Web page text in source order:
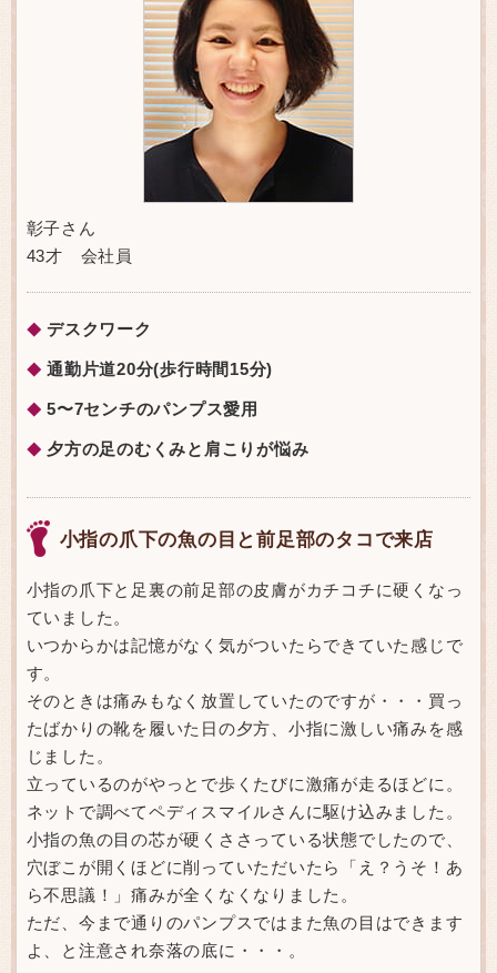
彰子さん
43才 会社員
◆ デスクワーク
◆ 通勤片道20分(歩行時間15分)
◆ 5〜7センチのパンプス愛用
◆ 夕方の足のむくみと肩こりが悩み
小指の爪下の魚の目と前足部のタコで来店
小指の爪下と足裏の前足部の皮膚がカチコチに硬くなっ
ていました。
いつからかは記憶がなく気がついたらできていた感じで
す。
そのときは痛みもなく放置していたのですが・・・買っ
たばかりの靴を履いた日の夕方、小指に激しい痛みを感
じました。
立っているのがやっとで歩くたびに激痛が走るほどに。
ネットで調べてペディスマイルさんに駆け込みました。
小指の魚の目の芯が硬くささっている状態でしたので、
穴ぼこが開くほどに削っていただいたら「え？うそ！あ
ら不思議！」痛みが全くなくなりました。
ただ、今まで通りのパンプスではまた魚の目はできます
よ、と注意され奈落の底に・・・。